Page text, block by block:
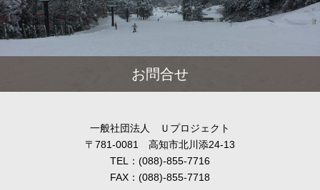
お問合せ
一般社団法人 Ｕプロジェクト
〒781-0081 高知市北川添24-13
TEL：(088)-855-7716
FAX：(088)-855-7718